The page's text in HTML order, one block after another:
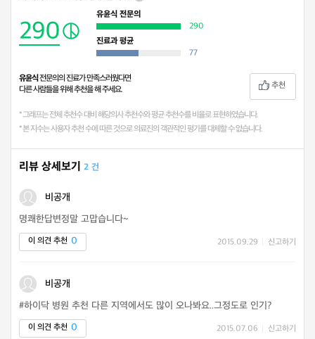
290
유윤식 전문의
290
진료과 평균
77
유윤식전문의의 진료가 만족스러웠다면
다른 사람들을 위해 추천을 해 주세요.
추천
* 그래프는 전체 추천수 대비 해당의사 추천수와 평균 추천수를 비율로 표현하였습니다.
* 본 지수는 사용자 추천 수에 따른 것으로 의료진의 객관적인 평가를 대체할 수 없습니다.
리뷰 상세보기 2 건
비공개
명쾌한답변정말 고맙습니다~
이 의견 추천 0 2015.09.29 신고하기
비공개
#하이닥 병원 추천 다른 지역에서도 많이 오나봐요..그정도로 인기?
이 의견 추천 0 2015.07.06 신고하기